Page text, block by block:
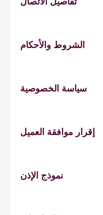
الشروط والأحكام
سياسة الخصوصية
إقرار موافقة العميل
نموذج الإذن